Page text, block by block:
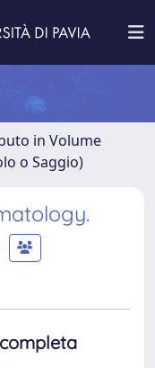
in Volume
o Saggio)